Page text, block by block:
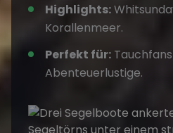
Highlights:
Korallenmeer.
Perfekt für:
Abenteuerlustige.